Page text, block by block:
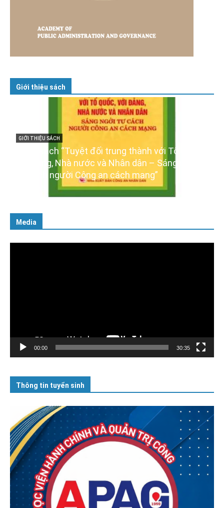
Giới thiệu sách
GIỚI THIỆU SÁCH
Ra mắt ba cuốn sách ảnh chào mừng Đại hội
XIV của Đảng
Media
00:00 30:35
Thông tin tuyển sinh